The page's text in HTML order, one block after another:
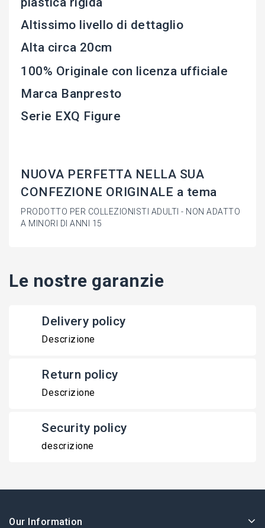
Altissimo livello di dettaglio
Alta circa 20cm
100% Originale con licenza ufficiale
Marca Banpresto
Serie EXQ Figure
NUOVA PERFETTA NELLA SUA
CONFEZIONE ORIGINALE a tema
PRODOTTO PER COLLEZIONISTI ADULTI - NON ADATTO
A MINORI DI ANNI 15
Le nostre garanzie
Delivery policy
Descrizione
Return policy
Descrizione
Security policy
descrizione
Our Information